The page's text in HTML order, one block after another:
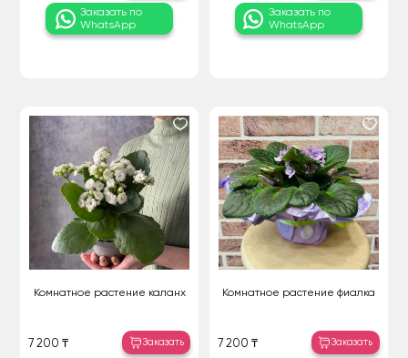
Заказать по
WhatsApp
Заказать по
WhatsApp
Комнатное растение каланх
7 200 ₸ Заказать
Комнатное растение фиалка
7 200 ₸ Заказать